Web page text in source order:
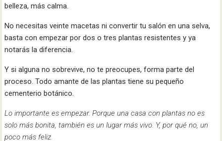
belleza, más calma.
No necesitas veinte macetas ni convertir tu salón en una selva,
basta con empezar por dos o tres plantas resistentes y ya
notarás la diferencia.
Y si alguna no sobrevive, no te preocupes, forma parte del
proceso. Todo amante de las plantas tiene su pequeño
cementerio botánico.
Lo importante es empezar. Porque una casa con plantas no es
solo más bonita, también es un lugar más vivo. Y, por qué no, un
poco más feliz.